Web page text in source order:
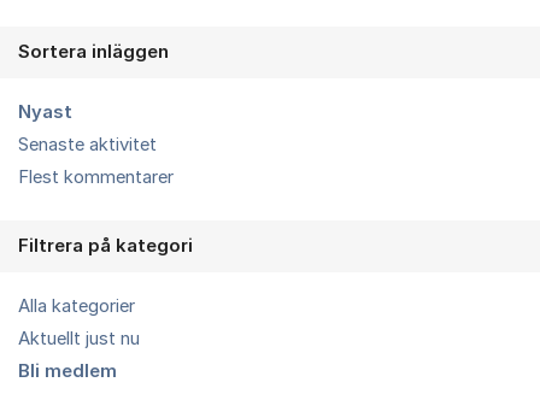
Sortera inläggen
Nyast
Senaste aktivitet
Flest kommentarer
Filtrera på kategori
Alla kategorier
Aktuellt just nu
Bli medlem